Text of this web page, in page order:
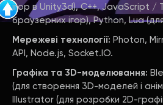
ігор в Unity3d), C++, JavaScript /
браузерних ігор), Python, Lua (для
Мережеві технології: Photon,
API, Node.js, Socket.IO.
Графіка та 3D-моделювання:
(для створення 3D-моделей і
Illustrator (для розробки 2D-